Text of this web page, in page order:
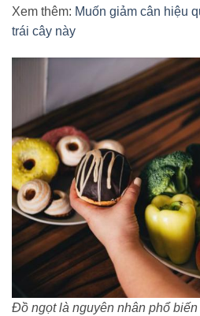
Xem thêm: Muốn giảm cân hiệu
trái cây này
Đồ ngọt là nguyên nhân phổ biến